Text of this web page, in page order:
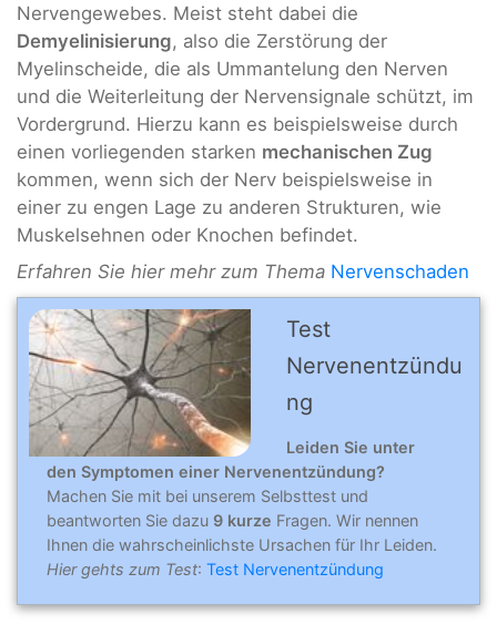
Nervengewebes. Meist steht dabei die
Demyelinisierung, also die Zerstörung der
Myelinscheide, die als Ummantelung den Nerven
und die Weiterleitung der Nervensignale schützt, im
Vordergrund. Hierzu kann es beispielsweise durch
einen vorliegenden starken mechanischen Zug
kommen, wenn sich der Nerv beispielsweise in
einer zu engen Lage zu anderen Strukturen, wie
Muskelsehnen oder Knochen befindet.
Erfahren Sie hier mehr zum Thema Nervenschaden
Test
Nervenentzündu
ng
Leiden Sie unter
den Symptomen einer Nervenentzündung?
Machen Sie mit bei unserem Selbsttest und
beantworten Sie dazu 9 kurze Fragen. Wir nennen
Ihnen die wahrscheinlichste Ursachen für Ihr Leiden.
Hier gehts zum Test: Test Nervenentzündung